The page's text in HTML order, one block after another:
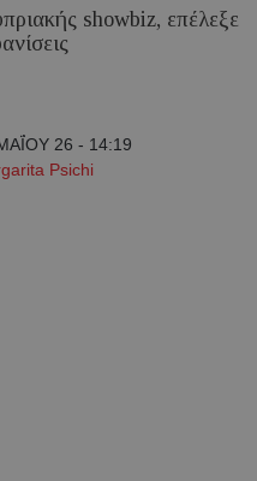
showbiz, επέλεξε
26 - 14:19
Psichi